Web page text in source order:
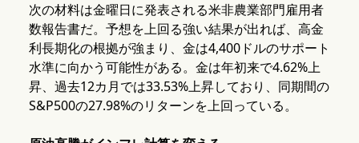
次の材料は金曜日に発表される米非農業部門雇用者
数報告書だ。予想を上回る強い結果が出れば、高金
利長期化の根拠が強まり、金は4,400ドルのサポート
水準に向かう可能性がある。金は年初来で4.62%上
昇、過去12カ月では33.53%上昇しており、同期間の
S&P500の27.98%のリターンを上回っている。